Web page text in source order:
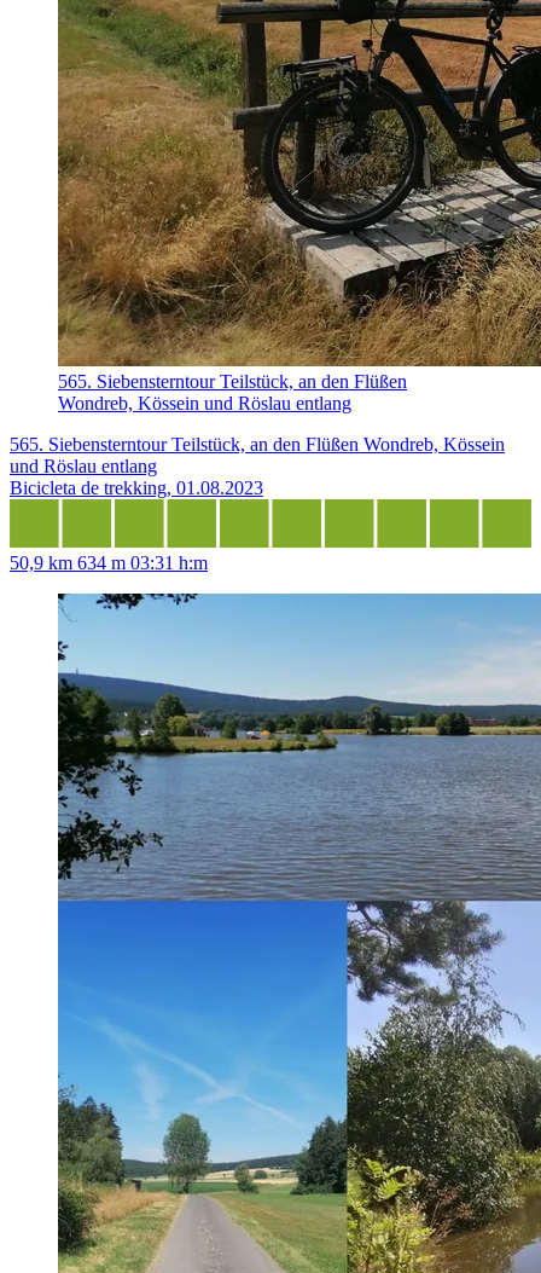
565. Siebensterntour Teilstück, an den Flüßen
Wondreb, Kössein und Röslau entlang
565. Siebensterntour Teilstück, an den Flüßen Wondreb, Kössein
und Röslau entlang
Bicicleta de trekking, 01.08.2023
50,9 km 634 m 03:31 h:m